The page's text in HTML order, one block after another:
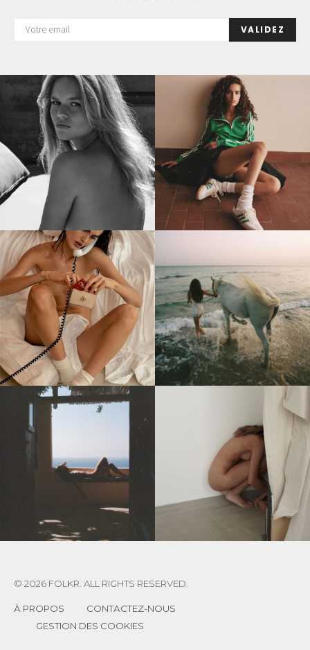
VALIDEZ
© 2026 FOLKR. ALL RIGHTS RESERVED.
À PROPOS
CONTACTEZ-NOUS
GESTION DES COOKIES